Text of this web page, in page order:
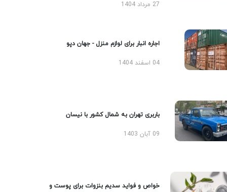
27 مرداد 1404
اجاره انبار برای لوازم منزل - جهان دپو
04 اسفند 1404
باربری تهران به شمال کشور با نیسان
09 آبان 1403
خواص و فواید سدیم بنزوات برای پوست و